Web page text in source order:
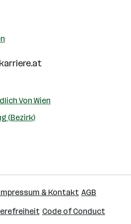
karriere.at
Von Wien
(Bezirk)
& Kontakt AGB
Code of Conduct